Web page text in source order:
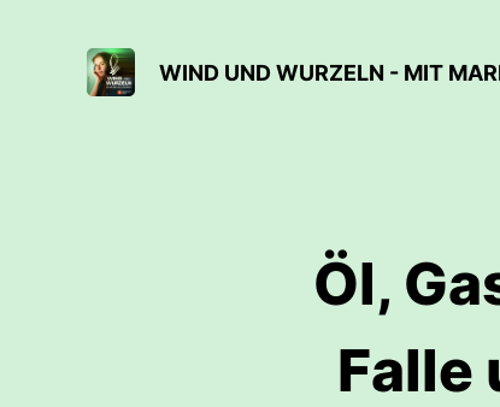
WIND UND WURZELN - MIT
Öl,
Falle